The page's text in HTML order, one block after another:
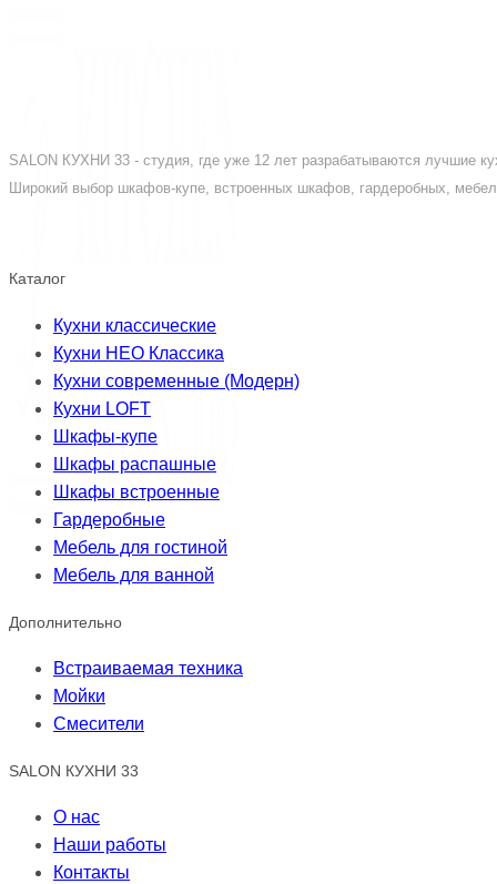
SALON КУХНИ 33 - студия, где уже 12 лет разрабатываются лучшие
Широкий выбор шкафов-купе, встроенных шкафов, гардеробных,
Каталог
Кухни классические
Кухни НЕО Классика
Кухни современные (Модерн)
Кухни LOFT
Шкафы-купе
Шкафы распашные
Шкафы встроенные
Гардеробные
Мебель для гостиной
Мебель для ванной
Дополнительно
Встраиваемая техника
Мойки
Смесители
SALON КУХНИ 33
О нас
Наши работы
Контакты